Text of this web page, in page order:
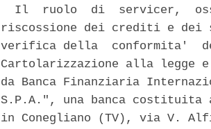
Il  ruolo  di  servicer,
riscossione dei crediti e dei
verifica della  conformita'
Cartolarizzazione alla legge
da Banca Finanziaria
S.P.A.", una banca
in Conegliano (TV), via V.